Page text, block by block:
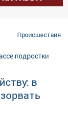
Происшествия
в